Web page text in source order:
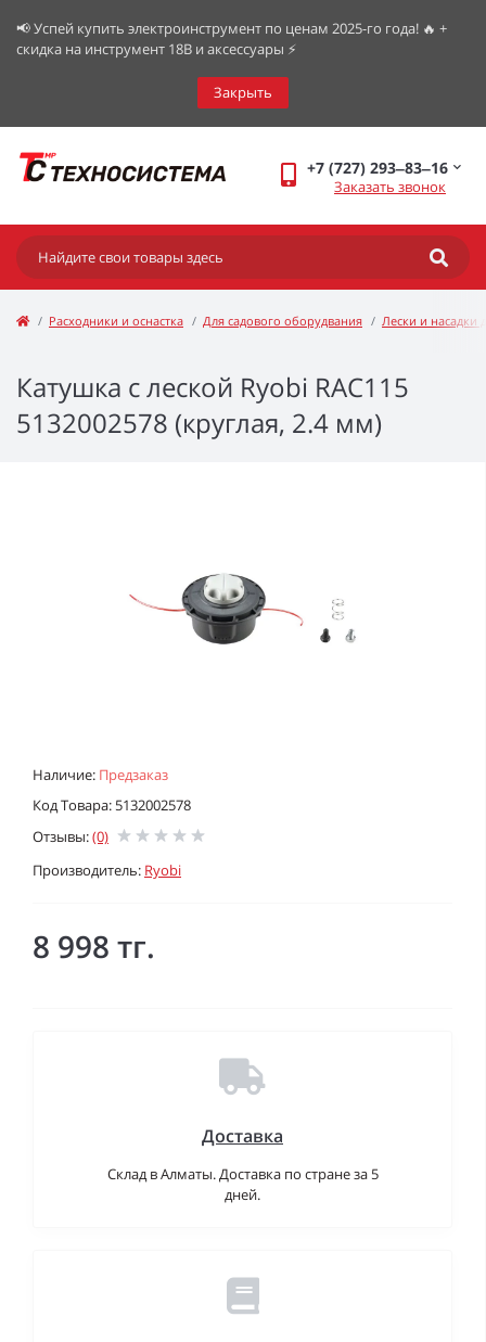
📢 Успей купить электроинструмент по ценам 2025-го года! 🔥 +
скидка на инструмент 18В и аксессуары ⚡️
Закрыть
+7 (727) 293‒83‒16
Заказать звонок
Расходники и оснастка Для садового оборудвания Лески и насадки
Катушка с леской Ryobi RAC115
5132002578 (круглая, 2.4 мм)
Наличие: Предзаказ
Код Товара: 5132002578
Отзывы:(0)
Производитель: Ryobi
8 998 тг.
Доставка
Склад в Алматы. Доставка по стране за 5
дней.